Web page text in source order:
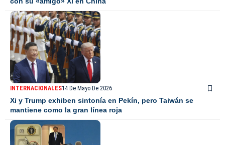
INTERNACIONALES14 De Mayo De 2026
Xi y Trump exhiben sintonía en Pekín, pero Taiwán se
mantiene como la gran línea roja